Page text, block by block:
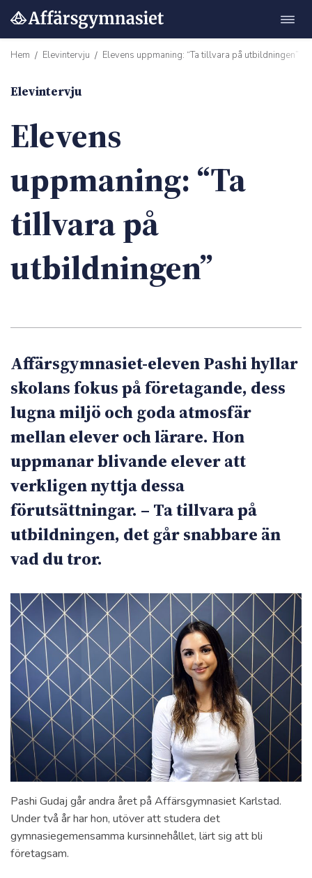
Hoppa
innehåll
Hem / Elevintervju / Elevens uppmaning: “Ta tillvara på utbildningen”
Elevintervju
Elevens
uppmaning: “Ta
tillvara på
utbildningen”
Affärsgymnasiet-eleven Pashi hyllar
skolans fokus på företagande, dess
lugna miljö och goda atmosfär
mellan elever och lärare. Hon
uppmanar blivande elever att
verkligen nyttja dessa
förutsättningar. – Ta tillvara på
utbildningen, det går snabbare än
vad du tror.
Pashi Gudaj går andra året på Affärsgymnasiet Karlstad.
Under två år har hon, utöver att studera det
gymnasiegemensamma kursinnehållet, lärt sig att bli
företagsam.